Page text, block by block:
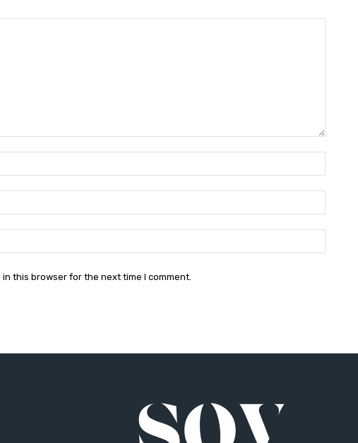
this browser for the next time I comment.